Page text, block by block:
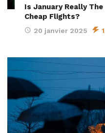
Is January Really
Cheap Flights?
20 janvier 2025